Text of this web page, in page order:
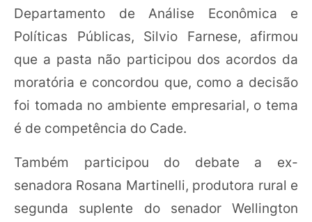
Departamento de Análise Econômica e
Políticas Públicas, Silvio Farnese, afirmou
que a pasta não participou dos acordos da
moratória e concordou que, como a decisão
foi tomada no ambiente empresarial, o tema
é de competência do Cade.
Também participou do debate a ex-
senadora Rosana Martinelli, produtora rural e
segunda suplente do senador Wellington